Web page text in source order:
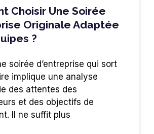
Choisir Une Soirée
Originale Adaptée
?
soirée d’entreprise qui sort
implique une analyse
des attentes des
et des objectifs de
Il ne suffit plus